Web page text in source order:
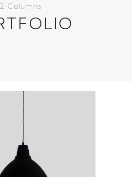
Columns